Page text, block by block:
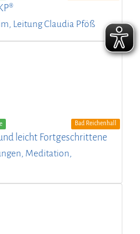
Leitung Claudia Pföß
Bad Reichenhall
leicht Fortgeschrittene
Meditation,